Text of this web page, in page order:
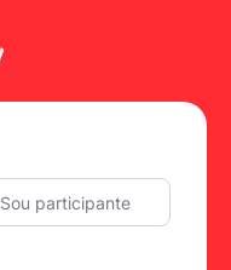
Sou participante